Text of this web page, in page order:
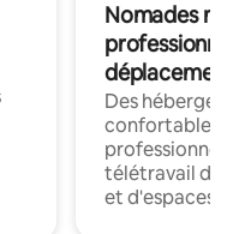
Nomades
déplacement
Des
confortables
professionnels
télétravail
et d'espaces